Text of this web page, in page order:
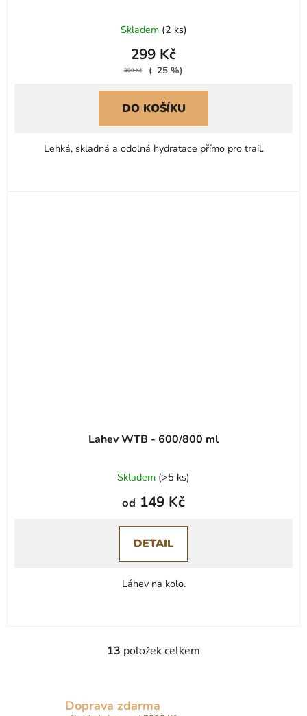
Skladem (2 ks)
299 Kč
399 Kč (–25 %)
DO KOŠÍKU
Lehká, skladná a odolná hydratace přímo pro trail.
Lahev WTB - 600/800 ml
Skladem (>5 ks)
od 149 Kč
DETAIL
Láhev na kolo.
O
á
13 položek celkem
Doprava zdarma